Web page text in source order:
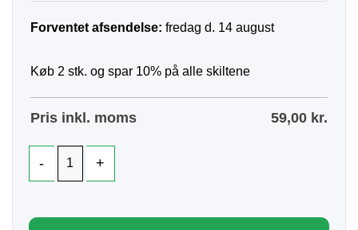
Forventet afsendelse: fredag d. 14 august
Køb 2 stk. og spar 10% på alle skiltene
Pris inkl. moms 59,00 kr.